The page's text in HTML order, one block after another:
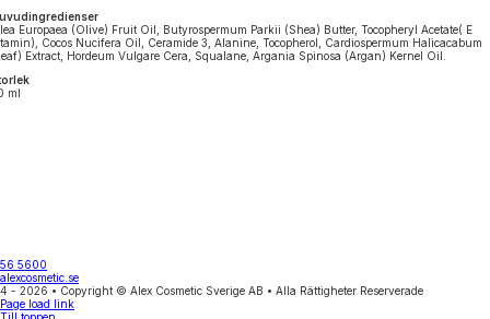
Europaea (Olive) Fruit Oil, Butyrospermum Parkii (Shea) Butter, Tocopheryl Acetate( E
Cocos Nucifera Oil, Ceramide 3, Alanine, Tocopherol, Cardiospermum Halicacabum
Extract, Hordeum Vulgare Cera, Squalane, Argania Spinosa (Argan) Kernel Oil.
ml
5600
- 2026 • Copyright © Alex Cosmetic Sverige AB • Alla Rättigheter Reserverade
Page load link